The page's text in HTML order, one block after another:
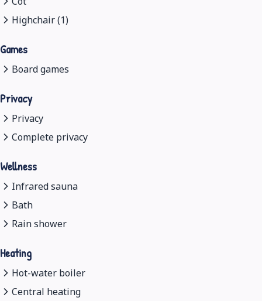
Highchair (1)
Games
Board games
Privacy
Privacy
Complete privacy
Wellness
Infrared sauna
Bath
Rain shower
Heating
Hot-water boiler
Central heating